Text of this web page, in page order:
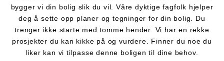
bygger vi din bolig slik du vil. Våre dyktige fagfolk hjelper
deg å sette opp planer og tegninger for din bolig. Du
trenger ikke starte med tomme hender. Vi har en rekke
prosjekter du kan kikke på og vurdere. Finner du noe du
liker kan vi tilpasse denne boligen til dine behov.